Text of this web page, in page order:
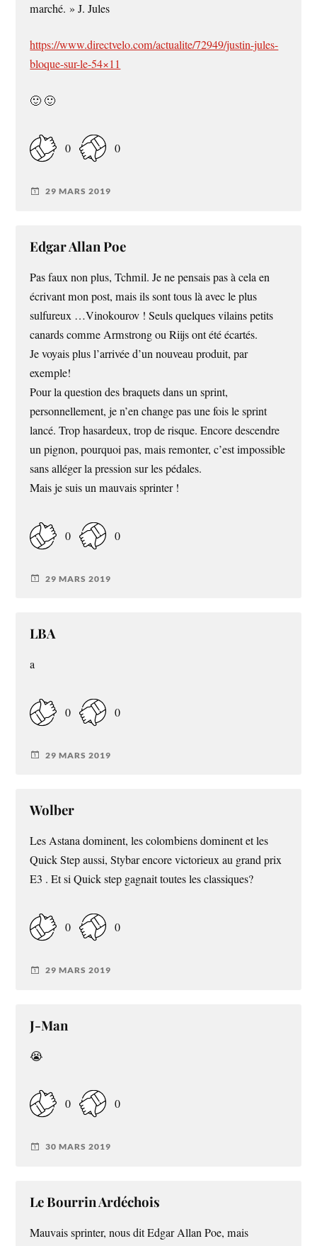
marché. » J. Jules
https://www.directvelo.com/actualite/72949/justin-jules-
bloque-sur-le-54×11
🙂 🙂
0 0
29 MARS 2019
Edgar Allan Poe
Pas faux non plus, Tchmil. Je ne pensais pas à cela en
écrivant mon post, mais ils sont tous là avec le plus
sulfureux …Vinokourov ! Seuls quelques vilains petits
canards comme Armstrong ou Riijs ont été écartés.
Je voyais plus l’arrivée d’un nouveau produit, par
exemple!
Pour la question des braquets dans un sprint,
personnellement, je n’en change pas une fois le sprint
lancé. Trop hasardeux, trop de risque. Encore descendre
un pignon, pourquoi pas, mais remonter, c’est impossible
sans alléger la pression sur les pédales.
Mais je suis un mauvais sprinter !
0 0
29 MARS 2019
LBA
a
0 0
29 MARS 2019
Wolber
Les Astana dominent, les colombiens dominent et les
Quick Step aussi, Stybar encore victorieux au grand prix
E3 . Et si Quick step gagnait toutes les classiques?
0 0
29 MARS 2019
J-Man
😭
0 0
30 MARS 2019
Le Bourrin Ardéchois
Mauvais sprinter, nous dit Edgar Allan Poe, mais